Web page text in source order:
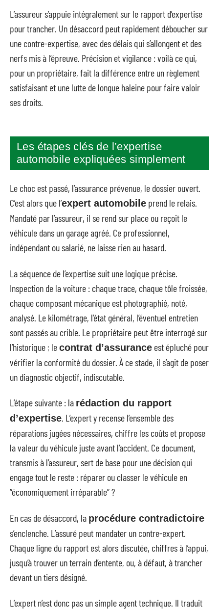
L’assureur s’appuie intégralement sur le rapport d’expertise
pour trancher. Un désaccord peut rapidement déboucher sur
une contre-expertise, avec des délais qui s’allongent et des
nerfs mis à l’épreuve. Précision et vigilance : voilà ce qui,
pour un propriétaire, fait la différence entre un règlement
satisfaisant et une lutte de longue haleine pour faire valoir
ses droits.
Les étapes clés de l’expertise
automobile expliquées simplement
Le choc est passé, l’assurance prévenue, le dossier ouvert.
C’est alors que l’expert automobile prend le relais.
Mandaté par l’assureur, il se rend sur place ou reçoit le
véhicule dans un garage agréé. Ce professionnel,
indépendant ou salarié, ne laisse rien au hasard.
La séquence de l’expertise suit une logique précise.
Inspection de la voiture : chaque trace, chaque tôle froissée,
chaque composant mécanique est photographié, noté,
analysé. Le kilométrage, l’état général, l’éventuel entretien
sont passés au crible. Le propriétaire peut être interrogé sur
l’historique ; lecontrat d’assurance est épluché pour
vérifier la conformité du dossier. À ce stade, il s’agit de poser
un diagnostic objectif, indiscutable.
L’étape suivante : la rédaction du rapport
d’expertise. L’expert y recense l’ensemble des
réparations jugées nécessaires, chiffre les coûts et propose
la valeur du véhicule juste avant l’accident. Ce document,
transmis à l’assureur, sert de base pour une décision qui
engage tout le reste : réparer ou classer le véhicule en
“économiquement irréparable” ?
En cas de désaccord, la procédure contradictoire
s’enclenche. L’assuré peut mandater un contre-expert.
Chaque ligne du rapport est alors discutée, chiffres à l’appui,
jusqu’à trouver un terrain d’entente, ou, à défaut, à trancher
devant un tiers désigné.
L’expert n’est donc pas un simple agent technique. Il traduit